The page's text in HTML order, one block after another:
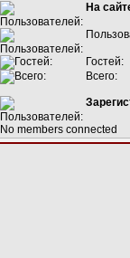
На
Гостей:
Всего:
No members connected